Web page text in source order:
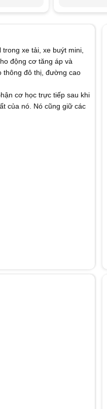
xe tải, xe buýt mini,
động cơ tăng áp và
thông đô thị, đường cao
cơ học trực tiếp sau khi
của nó. Nó cũng giữ các